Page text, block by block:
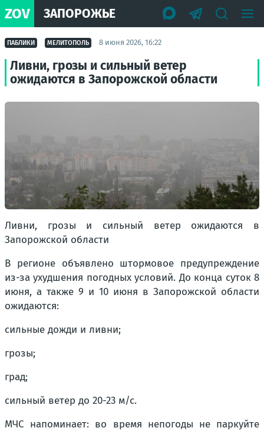
ZOV ЗАПОРОЖЬЕ
ПАБЛИКИ МЕЛИТОПОЛЬ 8 июня 2026, 16:22
Ливни, грозы и сильный ветер
ожидаются в Запорожской области
Ливни, грозы и сильный ветер ожидаются в
Запорожской области
В регионе объявлено штормовое предупреждение
из-за ухудшения погодных условий. До конца суток 8
июня, а также 9 и 10 июня в Запорожской области
ожидаются:
сильные дожди и ливни;
грозы;
град;
сильный ветер до 20-23 м/с.
МЧС напоминает: во время непогоды не паркуйте